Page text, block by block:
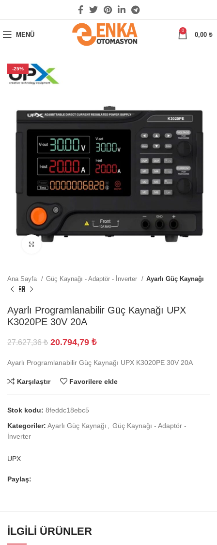
MENÜ
0
0,00 ₺
-25%
Büyütmek için tıklayın
Ana Sayfa Güç Kaynağı - Adaptör - İnverter Ayarlı Güç Kaynağı
Ayarlı Programlanabilir Güç Kaynağı UPX
K3020PE 30V 20A
27.627,36₺ 20.794,79 ₺
Ayarlı Programlanabilir Güç Kaynağı UPX K3020PE 30V 20A
Karşılaştır Favorilere ekle
Stok kodu: 8feddc18ebc5
Kategoriler: Ayarlı Güç Kaynağı
Güç Kaynağı - Adaptör -
İnverter
UPX
Paylaş:
İLGILI ÜRÜNLER